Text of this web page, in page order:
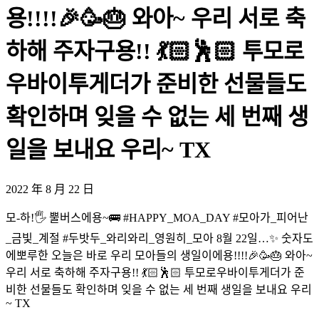
용!!!!🎉🥳🎂 와아~ 우리 서로 축
하해 주자구용!! 💃🏻🕺🏻 투모로
우바이투게더가 준비한 선물들도
확인하며 잊을 수 없는 세 번째 생
일을 보내요 우리~ TX
2022 年 8 月 22 日
모-하!🖐 뿔버스에용~🚌 #HAPPY_MOA_DAY #모아가_피어난
_금빛_계절 #두밧두_와리와리_영원히_모아 8월 22일…✨ 숫자도
에뽀루한 오늘은 바로 우리 모아들의 생일이에용!!!!🎉🥳🎂 와아~
우리 서로 축하해 주자구용!! 💃🏻🕺🏻 투모로우바이투게더가 준
비한 선물들도 확인하며 잊을 수 없는 세 번째 생일을 보내요 우리
~ TX